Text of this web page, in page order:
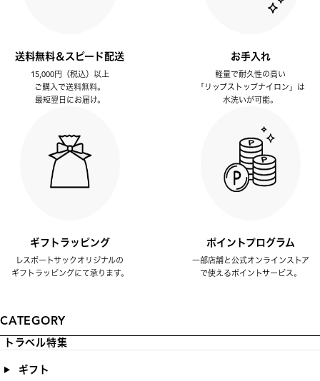
送料無料＆スピード配送
15,000円（税込）以上
ご購入で送料無料。
最短翌日にお届け。
お手入れ
軽量で耐久性の高い
「リップストップナイロン」は
水洗いが可能。
ギフトラッピング
レスポートサックオリジナルの
ギフトラッピングにて承ります。
ポイントプログラム
一部店舗と公式オンラインストア
で使えるポイントサービス。
CATEGORY
トラベル特集
ギフト